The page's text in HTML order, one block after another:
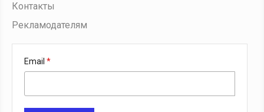
Контакты
Рекламодателям
Email